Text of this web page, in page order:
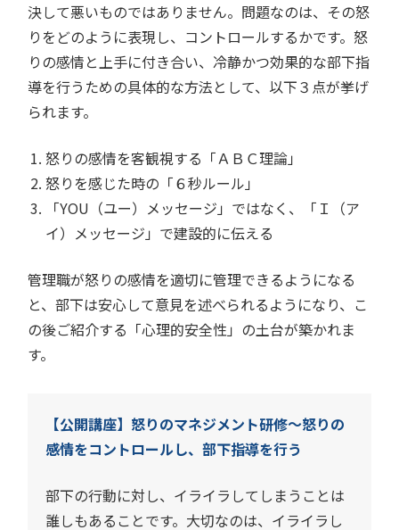
決して悪いものではありません。問題なのは、その怒
りをどのように表現し、コントロールするかです。怒
りの感情と上手に付き合い、冷静かつ効果的な部下指
導を行うための具体的な方法として、以下３点が挙げ
られます。
怒りの感情を客観視する「ＡＢＣ理論」
怒りを感じた時の「６秒ルール」
「YOU（ユー）メッセージ」ではなく、「Ｉ（ア
イ）メッセージ」で建設的に伝える
管理職が怒りの感情を適切に管理できるようになる
と、部下は安心して意見を述べられるようになり、こ
の後ご紹介する「心理的安全性」の土台が築かれま
す。
【公開講座】怒りのマネジメント研修～怒りの
感情をコントロールし、部下指導を行う
部下の行動に対し、イライラしてしまうことは
誰しもあることです。大切なのは、イライラし